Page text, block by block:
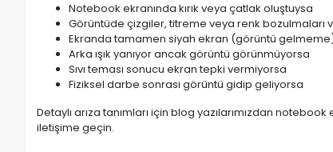
Notebook ekranında kırık veya çatlak oluştuysa
Görüntüde çizgiler, titreme veya renk bozulmaları
Ekranda tamamen siyah ekran (görüntü
Arka ışık yanıyor ancak görüntü görünmüyorsa
Sıvı teması sonucu ekran tepki vermiyorsa
Fiziksel darbe sonrası görüntü gidip geliyorsa
Detaylı arıza tanımları için blog yazılarımızdan
iletişime geçin.